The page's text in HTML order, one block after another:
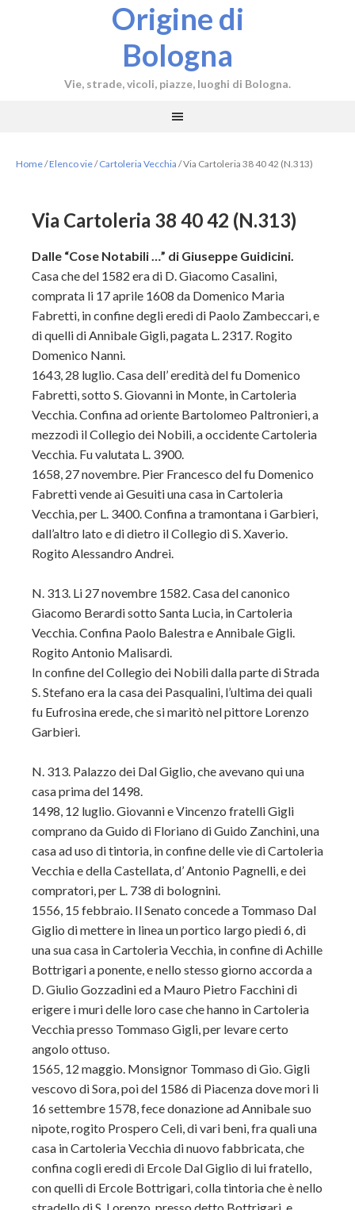
Origine di
Bologna
Vie, strade, vicoli, piazze, luoghi di Bologna.
Home/Elenco vie/ Cartoleria Vecchia /Via Cartoleria 38 40 42 (N.313)
Via Cartoleria 38 40 42 (N.313)
Dalle “Cose Notabili …” di Giuseppe Guidicini.
Casa che del 1582 era di D. Giacomo Casalini,
comprata li 17 aprile 1608 da Domenico Maria
Fabretti, in confine degli eredi di Paolo Zambeccari, e
di quelli di Annibale Gigli, pagata L. 2317. Rogito
Domenico Nanni.
1643, 28 luglio. Casa dell’ eredità del fu Domenico
Fabretti, sotto S. Giovanni in Monte, in Cartoleria
Vecchia. Confina ad oriente Bartolomeo Paltronieri, a
mezzodì il Collegio dei Nobili, a occidente Cartoleria
Vecchia. Fu valutata L. 3900.
1658, 27 novembre. Pier Francesco del fu Domenico
Fabretti vende ai Gesuiti una casa in Cartoleria
Vecchia, per L. 3400. Confina a tramontana i Garbieri,
dall’altro lato e di dietro il Collegio di S. Xaverio.
Rogito Alessandro Andrei.
N. 313. Li 27 novembre 1582. Casa del canonico
Giacomo Berardi sotto Santa Lucia, in Cartoleria
Vecchia. Confina Paolo Balestra e Annibale Gigli.
Rogito Antonio Malisardi.
In confine del Collegio dei Nobili dalla parte di Strada
S. Stefano era la casa dei Pasqualini, l’ultima dei quali
fu Eufrosina erede, che si maritò nel pittore Lorenzo
Garbieri.
N. 313. Palazzo dei Dal Giglio, che avevano qui una
casa prima del 1498.
1498, 12 luglio. Giovanni e Vincenzo fratelli Gigli
comprano da Guido di Floriano di Guido Zanchini, una
casa ad uso di tintoria, in confine delle vie di Cartoleria
Vecchia e della Castellata, d’ Antonio Pagnelli, e dei
compratori, per L. 738 di bolognini.
1556, 15 febbraio. Il Senato concede a Tommaso Dal
Giglio di mettere in linea un portico largo piedi 6, di
una sua casa in Cartoleria Vecchia, in confine di Achille
Bottrigari a ponente, e nello stesso giorno accorda a
D. Giulio Gozzadini ed a Mauro Pietro Facchini di
erigere i muri delle loro case che hanno in Cartoleria
Vecchia presso Tommaso Gigli, per levare certo
angolo ottuso.
1565, 12 maggio. Monsignor Tommaso di Gio. Gigli
vescovo di Sora, poi del 1586 di Piacenza dove mori li
16 settembre 1578, fece donazione ad Annibale suo
nipote, rogito Prospero Celi, di vari beni, fra quali una
casa in Cartoleria Vecchia di nuovo fabbricata, che
confina cogli eredi di Ercole Dal Giglio di lui fratello,
con quelli di Ercole Bottrigari, colla tintoria che è nello